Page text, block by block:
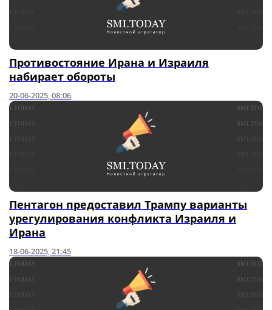
Противостояние Ирана и Израиля
набирает обороты
20-06-2025, 08:06
Пентагон предоставил Трампу варианты
урегулирования конфликта Израиля и
Ирана
18-06-2025, 21:45